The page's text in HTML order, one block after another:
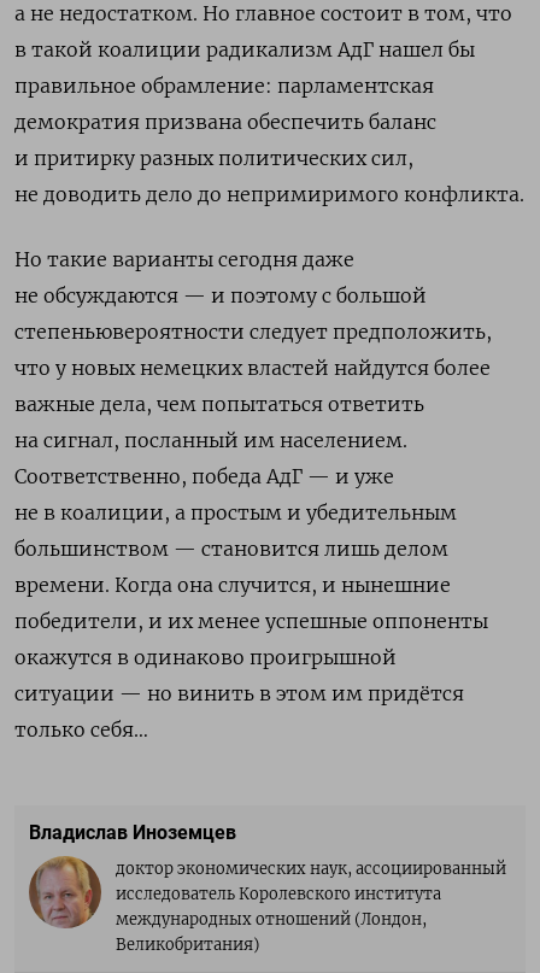
а не недостатком. Но главное состоит в том, что
в такой коалиции радикализм АдГ нашел бы
правильное обрамление: парламентская
демократия призвана обеспечить баланс
и притирку разных политических сил,
не доводить дело до непримиримого конфликта.
Но такие варианты сегодня даже
не обсуждаются — и поэтому с большой
степеньювероятности следует предположить,
что у новых немецких властей найдутся более
важные дела, чем попытаться ответить
на сигнал, посланный им населением.
Соответственно, победа АдГ — и уже
не в коалиции, а простым и убедительным
большинством — становится лишь делом
времени. Когда она случится, и нынешние
победители, и их менее успешные оппоненты
окажутся в одинаково проигрышной
ситуации — но винить в этом им придётся
только себя…
Владислав Иноземцев
доктор экономических наук, ассоциированный
исследователь Королевского института
международных отношений (Лондон,
Великобритания)